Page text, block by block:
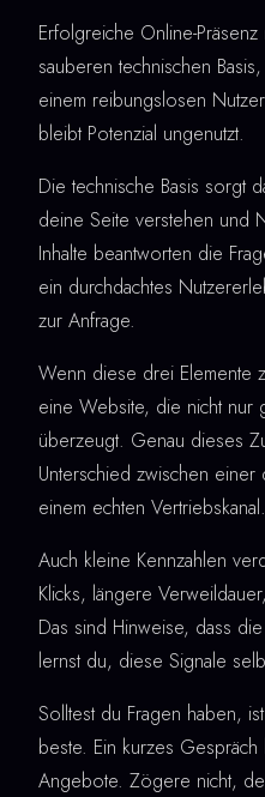
Erfolgreiche Online-
sauberen technischen
einem reibungslosen
bleibt Potenzial ungenutzt.
Die technische Basis sorgt
deine Seite verstehen und
Inhalte beantworten die
ein durchdachtes
zur Anfrage.
Wenn diese drei Elemente
eine Website, die nicht nur
überzeugt. Genau dieses
Unterschied zwischen einer
einem echten Vertriebskanal.
Auch kleine Kennzahlen
Klicks, längere
Das sind Hinweise, dass
lernst du, diese Signale
Solltest du Fragen haben,
beste. Ein kurzes
Angebote. Zögere nicht,